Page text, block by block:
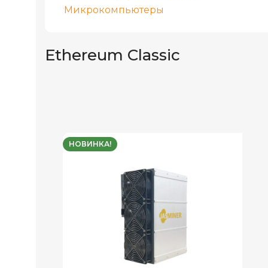
Микрокомпьютеры
Ethereum Classic
НОВИНКА!